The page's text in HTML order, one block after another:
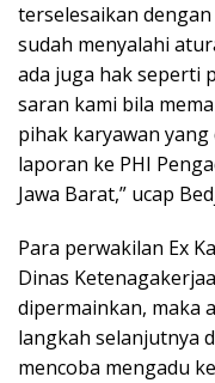
terselesaikan
sudah menyalahi
ada juga hak seperti
saran kami bila
pihak karyawan
laporan ke PHI
Jawa Barat,” ucap
Para perwakilan Ex
Dinas
dipermainkan, maka
langkah selanjutnya
mencoba mengadu